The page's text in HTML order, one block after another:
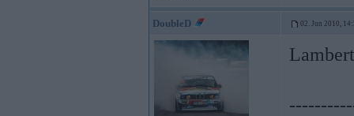
DoubleD 02. Jun 2010,